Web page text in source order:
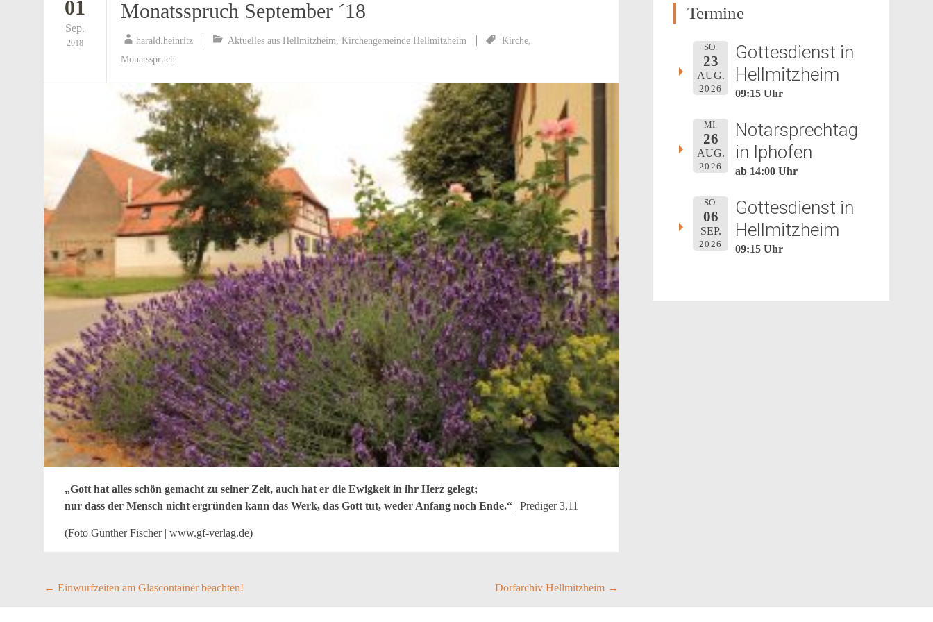
01
Sep.
2018
Monatsspruch September ´18
harald.heinritz Aktuelles aus Hellmitzheim, Kirchengemeinde Hellmitzheim Kirche,
Monatsspruch
„Gott hat alles schön gemacht zu seiner Zeit, auch hat er die Ewigkeit in ihr Herz gelegt;
nur dass der Mensch nicht ergründen kann das Werk, das Gott tut, weder Anfang noch Ende.“ | Prediger 3,11
(Foto Günther Fischer | www.gf-verlag.de)
Post
← Einwurfzeiten am Glascontainer beachten! Dorfarchiv Hellmitzheim →
Termine
SO.
23
AUG.
2026
Gottesdienst in
Hellmitzheim
09:15 Uhr
MI.
26
AUG.
2026
Notarsprechtag
in Iphofen
ab 14:00 Uhr
SO.
06
SEP.
2026
Gottesdienst in
Hellmitzheim
09:15 Uhr